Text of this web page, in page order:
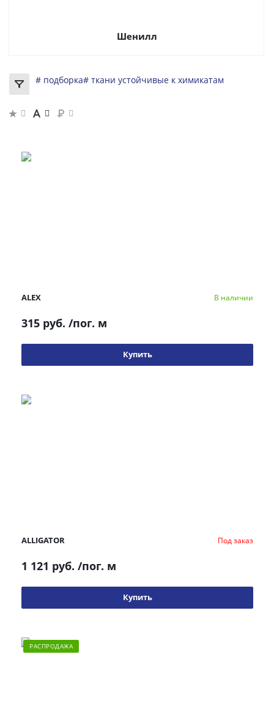
Шенилл
# подборка# ткани устойчивые к химикатам
ALEX В наличии
315 руб. /пог. м
Купить
ALLIGATOR Под заказ
1 121 руб. /пог. м
Купить
РАСПРОДАЖА